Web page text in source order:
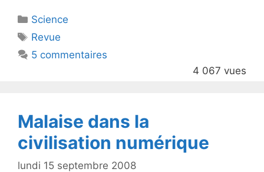
er e
o
Catégories
Science
Étiquettes
Revue
5 commentaires
4 067 vues
Malaise dans la
civilisation numérique
lundi 15 septembre 2008